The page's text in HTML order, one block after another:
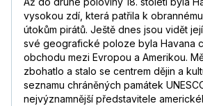
vysokou zdí, která patřila k
útokům pirátů. Ještě dnes jsou vidět
své geografické poloze byla Havana
obchodu mezi Evropou a Amerikou.
zbohatlo a stalo se centrem dějin a
seznamu chráněných památek
nejvýznamnější představitele